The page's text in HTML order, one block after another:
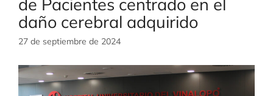
de Pacientes centrado en el
daño cerebral adquirido
27 de septiembre de 2024